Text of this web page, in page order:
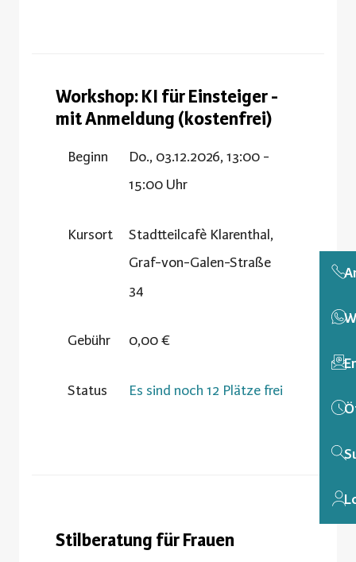
Workshop: KI für Einsteiger -
mit Anmeldung (kostenfrei)
Beginn
Do., 03.12.2026, 13:00 -
15:00 Uhr
Kursort
Stadtteilcafè Klarenthal,
Graf-von-Galen-Straße
34
Gebühr 0,00 €
Status Es sind noch 12 Plätze frei
Stilberatung für Frauen